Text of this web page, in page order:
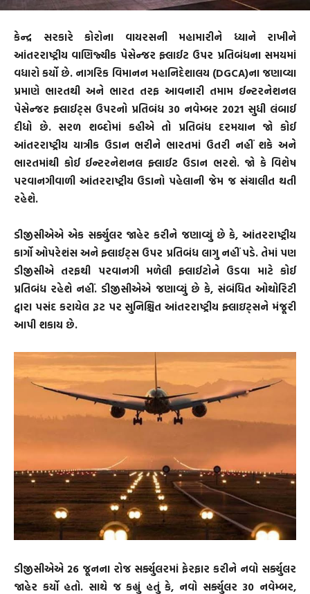
કેન્દ્ર સરકારે કોરોના વાયરસની મહામારીને ધ્યાને રાખીને
આંતરરાષ્ટ્રીય વાણિજ્યીક પેસેન્જર ફ્લાઈટ ઉપર પ્રતિબંધના સમયમાં
વધારો કર્યો છે. નાગરિક વિમાનન મહાનિદેશાલય (DGCA)ના જણાવ્યા
પ્રમાણે ભારતથી અને ભારત તરફ આવનારી તમામ ઈન્ટરનેશનલ
પેસેન્જર ફ્લાઈટ્સ ઉપરનો પ્રતિબંધ 30 નવેમ્બર 2021 સુધી લંબાઈ
દીધો છે. સરળ શબ્દોમાં કહીએ તો પ્રતિબંધ દરમયાન જો કોઈ
આંતરરાષ્ટ્રીય યાત્રીક ઉડાન ભરીને ભારતમાં ઉતરી નહીં શકે અને
ભારતમાંથી કોઈ ઈન્ટરનેશનલ ફ્લાઈટ ઉડાન ભરશે. જો કે વિશેષ
પરવાનગીવાળી આંતરરાષ્ટ્રીય ઉડાનો પહેલાની જેમ જ સંચાલીત થતી
રહેશે.
ડીજીસીએએ એક સર્ક્યુલર જાહેર કરીને જણાવ્યું છે કે, આંતરરાષ્ટ્રીય
કાર્ગો ઓપરેશંસ અને ફ્લાઈટ્સ ઉપર પ્રતિબંધ લાગુ નહીં પડે. તેમાં પણ
ડીજીસીએ તરફથી પરવાનગી મળેલી ફ્લાઈટોને ઉડવા માટે કોઈ
પ્રતિબંધ રહેશે નહીં. ડીજીસીએએ જણાવ્યું છે કે, સંબંધિત ઓથોરિટી
દ્વારા પસંદ કરાયેલ રૂટ પર સુનિશ્ચિત આંતરરાષ્ટ્રીય ફ્લાઇટ્સને મંજૂરી
આપી શકાય છે.
ડીજીસીએએ 26 જૂનના રોજ સર્ક્યુલરમાં ફેરફાર કરીને નવો સર્ક્યુલર
જાહેર કર્યો હતો. સાથે જ કહ્યું હતું કે, નવો સર્ક્યુલર 30 નવેમ્બર,